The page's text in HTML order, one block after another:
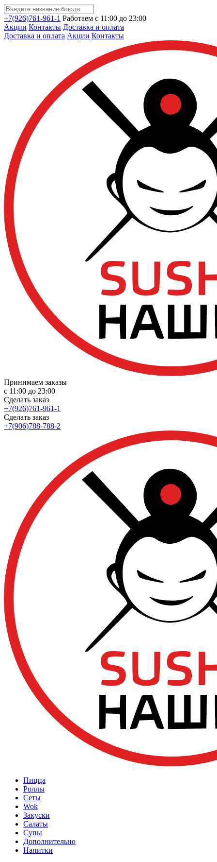
+7(926)761-961-1 Работаем с 11:00 до 23:00
Акции Контакты Доставка и оплата
Доставка и оплата Акции Контакты
Принимаем заказы
с 11:00 до 23:00
Сделать заказ
+7(926)761-961-1
Сделать заказ
+7(906)788-788-2
Пицца
Роллы
Сеты
Wok
Закуски
Салаты
Супы
Дополнительно
Напитки